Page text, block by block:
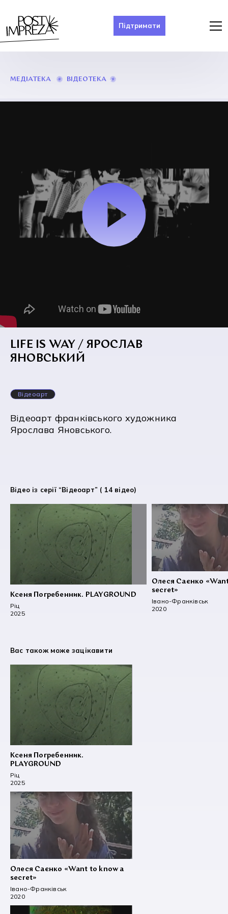
Підтримати
МЕДІАТЕКА ВІДЕОТЕКА
LIFE IS WAY / ЯРОСЛАВ
ЯНОВСЬКИЙ
Відеоарт
Відеоарт франківського художника
Ярослава Яновського.
Відео із серії “Відеоарт” ( 14 відео)
Ксеня Погребенник. PLAYGROUND
Ріц
2025
Олеся Саєнко
secret»
Івано-Франківськ
2020
Вас також може зацікавити
Ксеня Погребенник.
PLAYGROUND
Ріц
2025
Олеся Саєнко «Want to know a
secret»
Івано-Франківськ
2020